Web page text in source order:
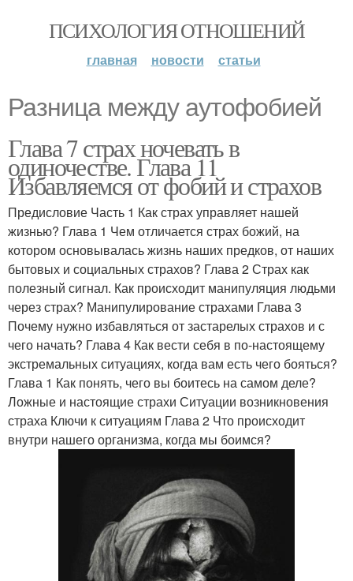
ПСИХОЛОГИЯ ОТНОШЕНИЙ
главная новости статьи
Разница между аутофобией
Глава 7 страх ночевать в
одиночестве. Глава 11
Избавляемся от фобий и страхов
Предисловие Часть 1 Как страх управляет нашей
жизнью? Глава 1 Чем отличается страх божий, на
котором основывалась жизнь наших предков, от наших
бытовых и социальных страхов? Глава 2 Страх как
полезный сигнал. Как происходит манипуляция людьми
через страх? Манипулирование страхами Глава 3
Почему нужно избавляться от застарелых страхов и с
чего начать? Глава 4 Как вести себя в по-настоящему
экстремальных ситуациях, когда вам есть чего бояться?
Глава 1 Как понять, чего вы боитесь на самом деле?
Ложные и настоящие страхи Ситуации возникновения
страха Ключи к ситуациям Глава 2 Что происходит
внутри нашего организма, когда мы боимся?